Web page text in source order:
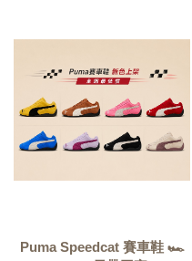
Puma Speedcat 賽車鞋 🏎️